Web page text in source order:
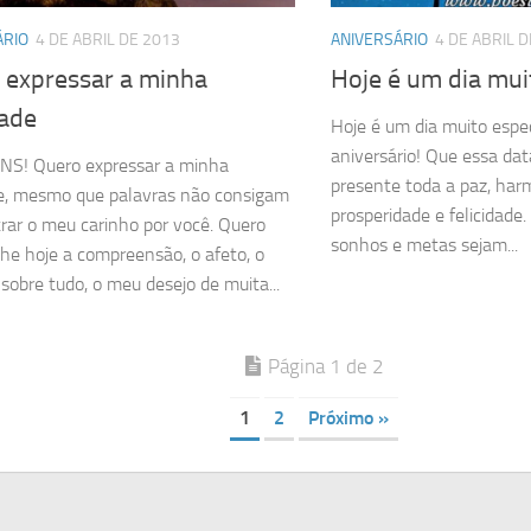
4 DE ABRIL DE 2013
a minha
Quero expressar a minha
mesmo que palavras não consigam
o meu carinho por você. Quero
hoje a compreensão, o afeto, o
tudo, o meu desejo de muita...
ANIVERSÁRIO 4 DE ABRIL
Hoje é um dia
Hoje é um dia muito
aniversário! Que essa
presente toda a paz,
prosperidade e
sonhos e metas sejam...
Página 1 de 2
1 2 Próximo »